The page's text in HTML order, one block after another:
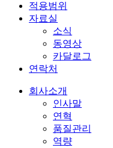
적용범위
자료실
소식
동영상
카달로그
연락처
회사소개
인사말
연혁
품질관리
역량